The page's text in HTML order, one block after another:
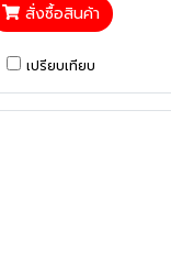
สั่งซื้อสินค้า
เปรียบเทียบ